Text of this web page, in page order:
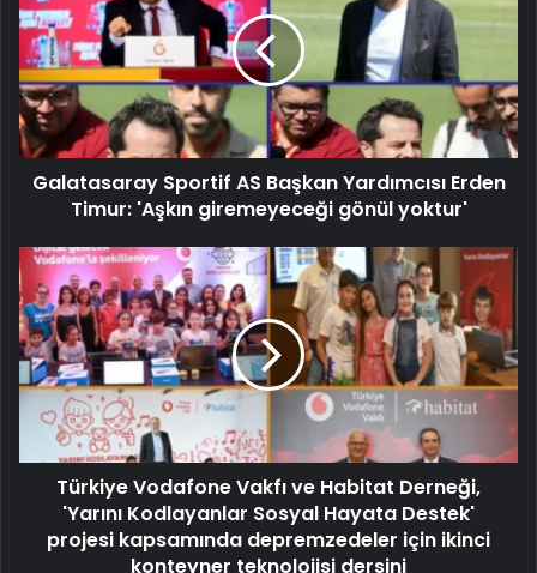
Galatasaray Sportif AS Başkan Yardımcısı Erden
Timur: 'Aşkın giremeyeceği gönül yoktur'
Türkiye Vodafone Vakfı ve Habitat Derneği,
'Yarını Kodlayanlar Sosyal Hayata Destek'
projesi kapsamında depremzedeler için ikinci
konteyner teknolojisi dersini